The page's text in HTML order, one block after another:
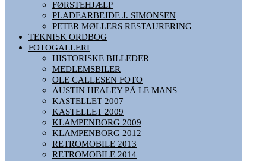
FØRSTEHJÆLP
PLADEARBEJDE J. SIMONSEN
PETER MØLLERS RESTAURERING
TEKNISK ORDBOG
FOTOGALLERI
HISTORISKE BILLEDER
MEDLEMSBILER
OLE CALLESEN FOTO
AUSTIN HEALEY PÅ LE MANS
KASTELLET 2007
KASTELLET 2009
KLAMPENBORG 2009
KLAMPENBORG 2012
RETROMOBILE 2013
RETROMOBILE 2014